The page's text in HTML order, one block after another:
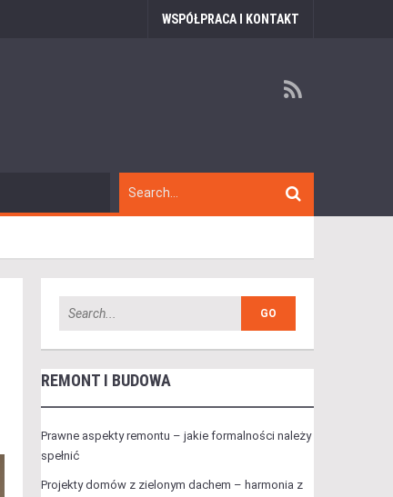
WSPÓŁPRACA I KONTAKT
REMONT I BUDOWA
Prawne aspekty remontu – jakie formalności należy
spełnić
Projekty domów z zielonym dachem – harmonia z